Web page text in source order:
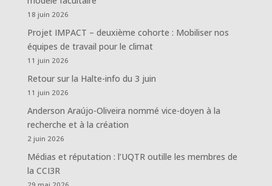
18 juin 2026
Projet IMPACT – deuxième cohorte : Mobiliser nos
équipes de travail pour le climat
11 juin 2026
Retour sur la Halte-info du 3 juin
11 juin 2026
Anderson Araújo-Oliveira nommé vice-doyen à la
recherche et à la création
2 juin 2026
Médias et réputation : l’UQTR outille les membres de
la CCI3R